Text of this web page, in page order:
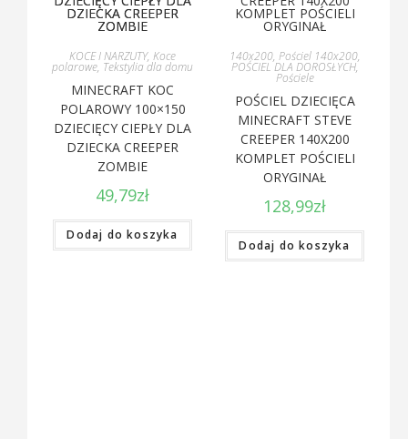
KOCE I NARZUTY, Koce
polarowe, Tekstylia dla domu
MINECRAFT KOC
POLAROWY 100×150
DZIECIĘCY CIEPŁY DLA
DZIECKA CREEPER
ZOMBIE
49,79zł
Dodaj do koszyka
140x200, Pościel 140x200,
POŚCIEL DLA DOROSŁYCH,
Pościele
POŚCIEL DZIECIĘCA
MINECRAFT STEVE
CREEPER 140X200
KOMPLET POŚCIELI
ORYGINAŁ
128,99zł
Dodaj do koszyka